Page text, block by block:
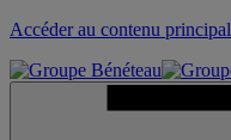
Accéder au contenu principal